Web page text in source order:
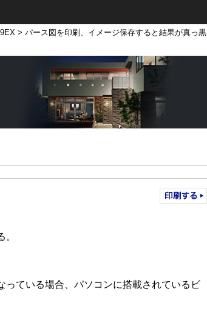
> パース図を印刷、イメージ保存すると結果が真っ黒
ている場合、パソコンに搭載されているビ